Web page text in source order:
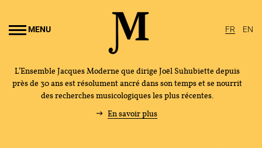
MENU FR EN
L’Ensemble Jacques Moderne que dirige Joël Suhubiette depuis
près de 30 ans est résolument ancré dans son temps et se nourrit
des recherches musicologiques les plus récentes.
En savoir plus